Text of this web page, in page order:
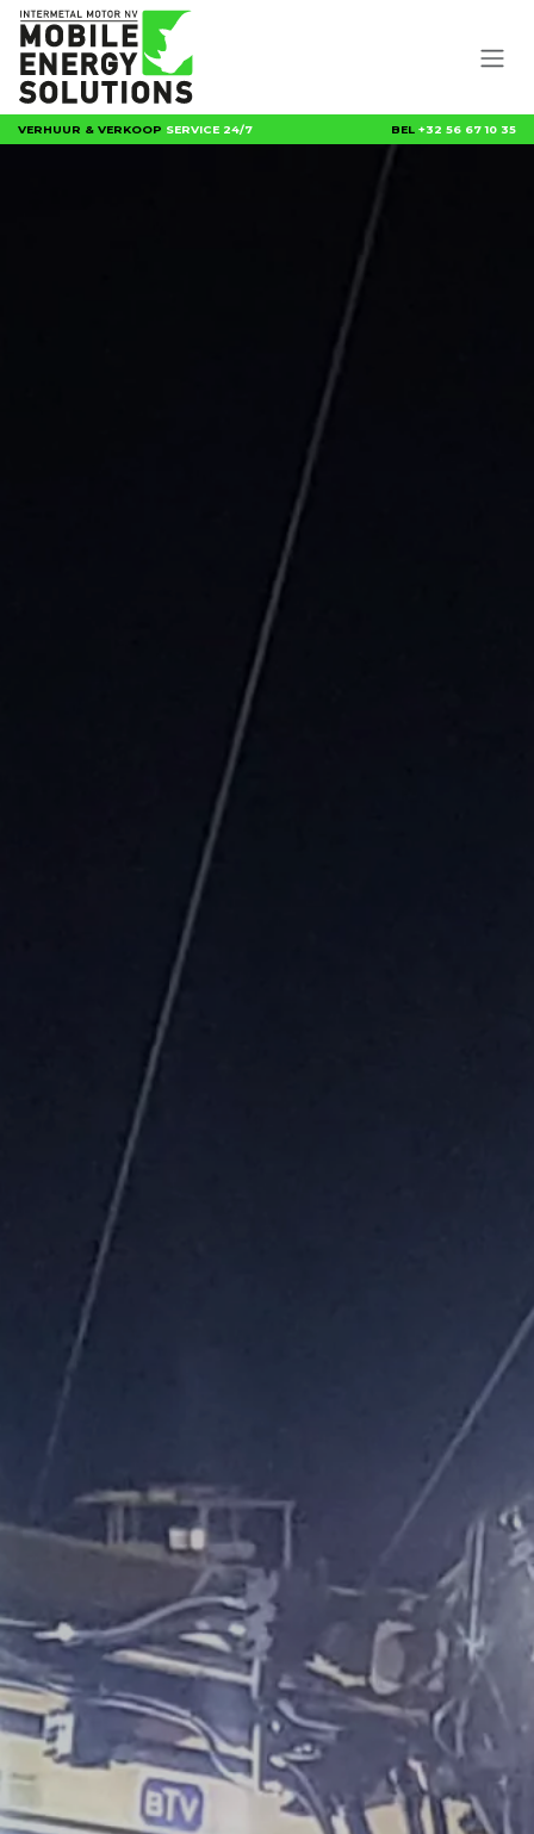
Overslaan naar inhoud
VERHUUR & VERKOOP SERVICE 24/7 BEL +32 56 67 10 35